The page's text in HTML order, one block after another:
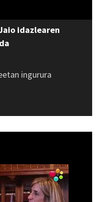
idazlearen
ingurura